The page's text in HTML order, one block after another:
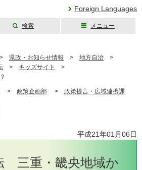
Foreign Languages
検索 メニュー
県政・お知らせ情報 > 地方自治 >
> キッズサイト
>
> 政策企画部 > 政策提言・広域連携課
平成21年01月06日
三重・畿央地域か